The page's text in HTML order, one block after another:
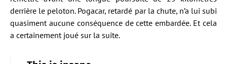
derrière le peloton. Pogacar, retardé par la chute, n’a lui subi
quasiment aucune conséquence de cette embardée. Et cela
a certainement joué sur la suite.